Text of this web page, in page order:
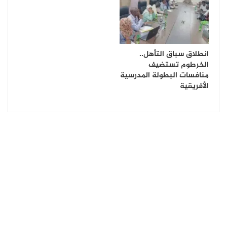
انطلاق سباق التأهل..
الخرطوم تستضيف
منافسات البطولة المدرسية
الأفريقية